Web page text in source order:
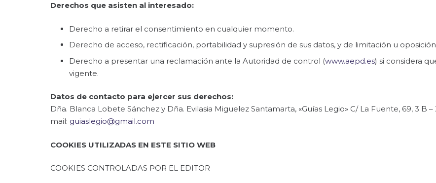
Derechos que asisten al interesado:
Derecho a retirar el consentimiento en cualquier momento.
Derecho de acceso, rectificación, portabilidad y supresión de sus datos, y de limitación u
Derecho a presentar una reclamación ante la Autoridad de control (www.aepd.es) si considera
vigente.
Datos de contacto para ejercer sus derechos:
Dña. Blanca Lobete Sánchez y Dña. Evilasia Miguelez Santamarta, «Guías Legio» C/ La Fuente, 69, 3 B
mail: guiaslegio@gmail.com
COOKIES UTILIZADAS EN ESTE SITIO WEB
COOKIES CONTROLADAS POR EL EDITOR